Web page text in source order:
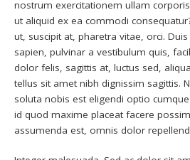
nostrum exercitationem ullam
ut aliquid ex ea commodi
ut, suscipit at, pharetra vitae, orci.
sapien, pulvinar a vestibulum quis,
dolor felis, sagittis at, luctus sed,
tellus sit amet nibh dignissim sagittis.
soluta nobis est eligendi optio
id quod maxime placeat facere
assumenda est, omnis dolor